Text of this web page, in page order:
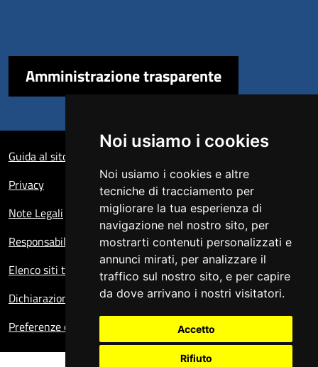
Noi usiamo i cookies
Noi usiamo i cookies e altre
tecniche di tracciamento per
migliorare la tua esperienza di
navigazione nel nostro sito, per
mostrarti contenuti personalizzati e
annunci mirati, per analizzare il
traffico sul nostro sito, e per capire
da dove arrivano i nostri visitatori.
Accetto
Rifiuto
Amministrazione trasparente
Guida al sito
Privacy
Note Legali
Responsabile del sito
Elenco siti tematici
Dichiarazione di accessibilità
Preferenze cookie